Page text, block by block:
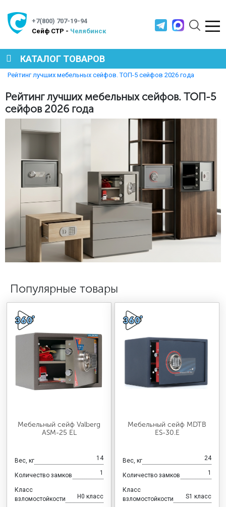
+7(800) 707-19-94
Cейф СТР - Челябинск
КАТАЛОГ ТОВАРОВ
МЕТАЛЛИЧЕСКАЯ МЕБЕЛЬ
ПРОИЗВОДСТВЕННАЯ МЕБЕЛЬ
МЕДИЦИНСКАЯ МЕБЕЛЬ
СИСТЕМЫ ХРАНЕНИЯ
ОФИСНАЯ МЕБЕЛЬ
МЕБЕЛЬ ДЛЯ ДОМА
МЕБЕЛЬ ДЛЯ СТОЛОВЫХ
Главная
Полезная информация
Рейтинг лучших мебельных сейфов. ТОП-5 сейфов 2026 года
Рейтинг лучших мебельных сейфов. ТОП-5
сейфов 2026 года
Популярные товары
Мебельный сейф Valberg
ASM-25 EL
Вес, кг 14
Количество замков 1
Класс
взломостойкости
H0 класс
Мебельный сейф MDTB
ES-30.Е
Вес, кг 24
Количество замков 1
Класс
взломостойкости
S1 класс